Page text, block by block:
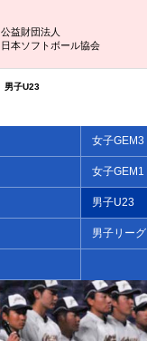
公益財団法人
日本ソフトボール協会
男子U23
女子GEM3
女子GEM1
男子U23
男子リーグ